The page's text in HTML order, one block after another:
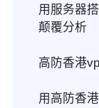
用服务器
颠覆分析
高防香港
用高防香